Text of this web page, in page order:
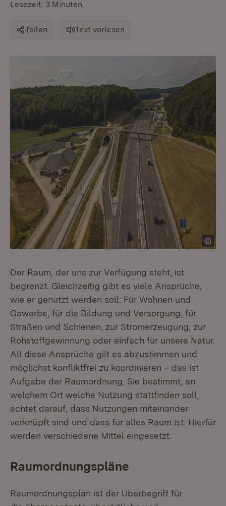
Lesezeit: 3 Minuten
Teilen Text vorlesen
Der Raum, der uns zur Verfügung steht, ist
begrenzt. Gleichzeitig gibt es viele Ansprüche,
wie er genutzt werden soll: Für Wohnen und
Gewerbe, für die Bildung und Versorgung, für
Straßen und Schienen, zur Stromerzeugung, zur
Rohstoffgewinnung oder einfach für unsere Natur.
All diese Ansprüche gilt es abzustimmen und
möglichst konfliktfrei zu koordinieren – das ist
Aufgabe der Raumordnung. Sie bestimmt, an
welchem Ort welche Nutzung stattfinden soll,
achtet darauf, dass Nutzungen miteinander
verknüpft sind und dass für alles Raum ist. Hierfür
werden verschiedene Mittel eingesetzt.
Raumordnungspläne
Raumordnungsplan ist der Überbegriff für